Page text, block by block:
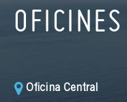
Oficina Central